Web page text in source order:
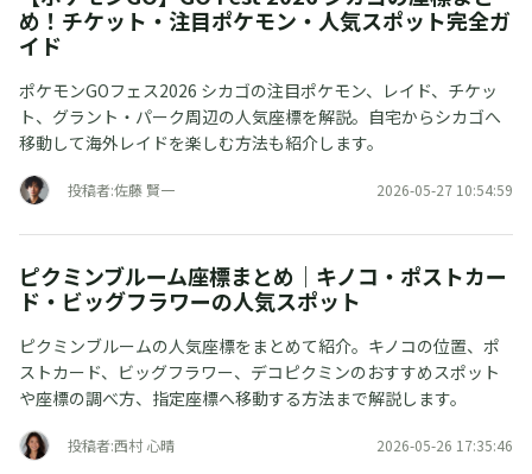
め！チケット・注目ポケモン・人気スポット完全ガ
イド
ポケモンGOフェス2026 シカゴの注目ポケモン、レイド、チケッ
ト、グラント・パーク周辺の人気座標を解説。自宅からシカゴへ
移動して海外レイドを楽しむ方法も紹介します。
投稿者:佐藤 賢一 2026-05-27 10:54:59
ピクミンブルーム座標まとめ｜キノコ・ポストカー
ド・ビッグフラワーの人気スポット
ピクミンブルームの人気座標をまとめて紹介。キノコの位置、ポ
ストカード、ビッグフラワー、デコピクミンのおすすめスポット
や座標の調べ方、指定座標へ移動する方法まで解説します。
投稿者:西村 心晴 2026-05-26 17:35:46